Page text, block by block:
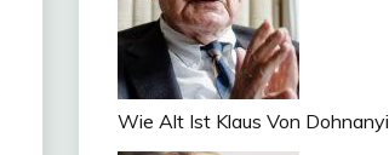
Wie Alt Ist Klaus Von Dohnanyi